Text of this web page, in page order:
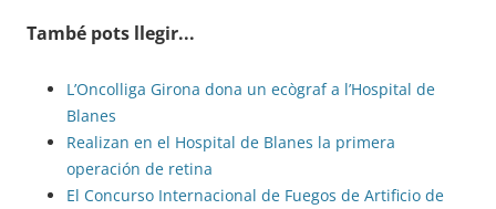
També pots llegir...
L’Oncolliga Girona dona un ecògraf a l’Hospital de
Blanes
Realizan en el Hospital de Blanes la primera
operación de retina
El Concurso Internacional de Fuegos de Artificio de